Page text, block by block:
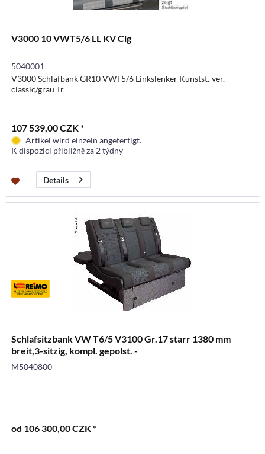
V3000 10 VWT5/6 LL KV Clg
5040001
V3000 Schlafbank GR10 VWT5/6 Linkslenker Kunstst.-ver.
classic/grau Tr
107 539,00 CZK *
Artikel wird einzeln angefertigt.
K dispozici přibližně za 2 týdny
Details
Schlafsitzbank VW T6/5 V3100 Gr.17 starr 1380 mm
breit,3-sitzig, kompl. gepolst. -
M5040800
od 106 300,00 CZK *